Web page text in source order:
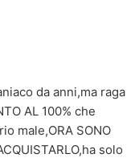
da anni,ma raga
AL 100% che
male,ORA SONO
solo